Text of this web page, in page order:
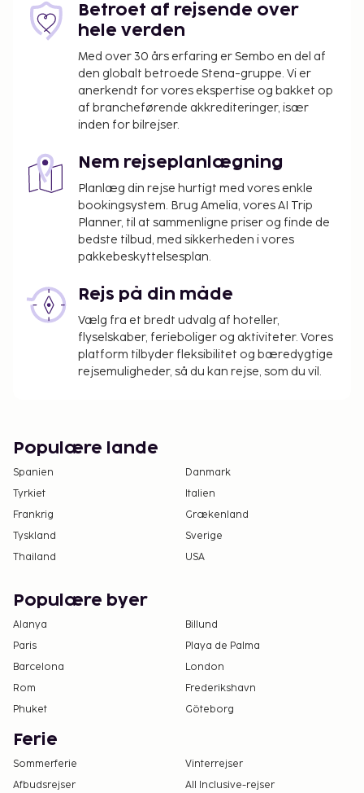
under 18 år, skal fremvise barnets fødselsattest
eller billed-ID (f.eks. pas) ved indtjekning. Ved
internationale rejser til Brasilien, hvor barnet
kun rejser med en forælder eller værge, skal
den pågældende forælder eller værge – ud
over barnets fødselsattest og billed-ID - også
fremvise et samtykke, der er bekræftet
notarielt og underskrevet af begge forældre. I
tilfælde af at den pågældende forælder eller
værge ikke kan/vil give dette samtykke, er en
retslig bemyndigelse påkrævet. Personer, der
planlægger at rejse til Brasilien med børn, skal
kontakte det brasilianske konsulat forud for
Ét barn, i alderen 3 år eller derunder, kan
overnatte gratis på forældres eller værgers
værelse, hvis de eksisterende sengepladser
benyttes.
Betroet af rejsende over
hele verden
Med over 30 års erfaring er Sembo en del af
den globalt betroede Stena-gruppe. Vi er
anerkendt for vores ekspertise og bakket op
af brancheførende akkrediteringer, især
inden for bilrejser.
Nem rejseplanlægning
Planlæg din rejse hurtigt med vores enkle
bookingsystem. Brug Amelia, vores AI Trip
Planner, til at sammenligne priser og finde de
bedste tilbud, med sikkerheden i vores
pakkebeskyttelsesplan.
Rejs på din måde
Vælg fra et bredt udvalg af hoteller,
flyselskaber, ferieboliger og aktiviteter. Vores
platform tilbyder fleksibilitet og bæredygtige
rejsemuligheder, så du kan rejse, som du vil.
Populære lande
Spanien
Danmark
Tyrkiet
Italien
Frankrig
Grækenland
Tyskland
Sverige
Thailand
USA
Populære byer
Alanya
Billund
Paris
Playa de Palma
Barcelona
London
Rom
Frederikshavn
Phuket
Göteborg
Ferie
Sommerferie
Vinterrejser
Afbudsrejser
All Inclusive-rejser